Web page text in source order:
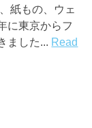
紙もの、ウェ
に東京からフ
ました... Read